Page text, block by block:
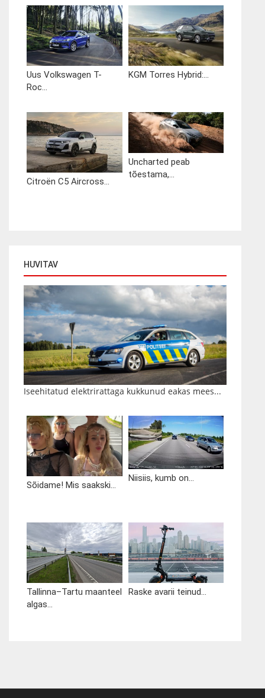
Uus Volkswagen T-
Roc...
KGM Torres Hybrid:...
Citroën C5 Aircross...
Uncharted peab
tõestama,...
HUVITAV
Iseehitatud elektrirattaga kukkunud eakas mees...
Sõidame! Mis saakski...
Niisiis, kumb on...
Tallinna–Tartu maanteel
algas...
Raske avarii teinud...